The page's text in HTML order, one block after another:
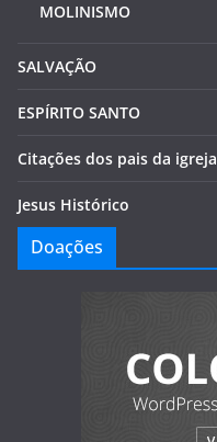
MOLINISMO
SALVAÇÃO
ESPÍRITO SANTO
Citações dos pais da igreja
Jesus Histórico
Doações